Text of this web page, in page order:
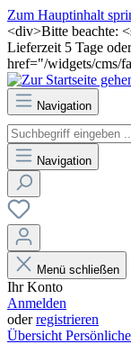
Zum Hauptinhalt
<div>Bitte beachte:
Lieferzeit 5 Tage
href="/widgets/cms/
Navigation
Navigation
Menü schließen
Ihr Konto
Anmelden
oderregistrieren
Übersicht